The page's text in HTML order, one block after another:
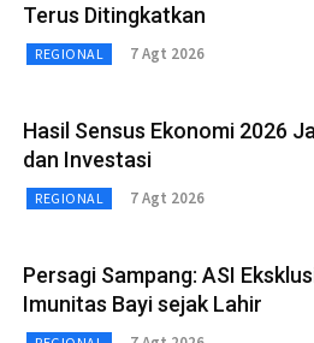
Terus Ditingkatkan
REGIONAL 7 Agt 2026
Hasil Sensus Ekonomi 2026
dan Investasi
REGIONAL 7 Agt 2026
Persagi Sampang: ASI
Imunitas Bayi sejak Lahir